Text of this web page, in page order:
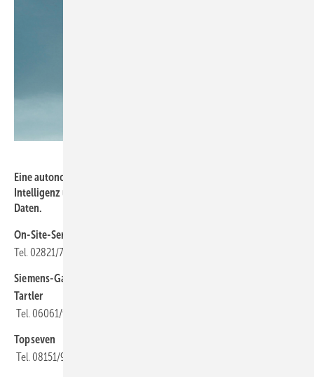
Eine autonom fliegende Drohne mit Kamera – künstliche
Intelligenz unterstützt anschließend bei der Analyse der optischen
Daten.
On-Site-Service
Tel. 02821/7415864
Siemens-Gamesa
Tartler
Tel. 06061/9672-0
Topseven
Tel. 08151/95966-0